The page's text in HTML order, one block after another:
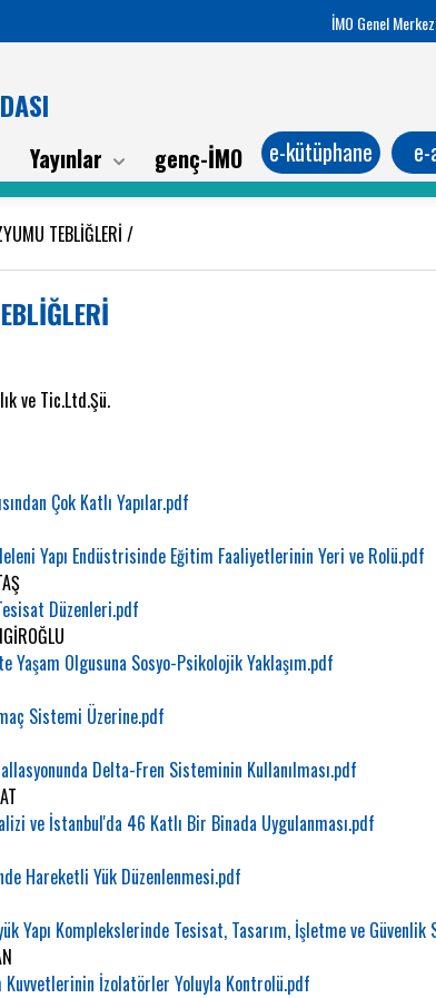
İMO Genel Merkez
Yayınlar genç-İMO e-kütüphane
TEBLİĞLERİ /
ve Tic.Ltd.Şü.
Çok Katlı Yapılar.pdf
Yapı Endüstrisinde Eğitim Faaliyetlerinin Yeri ve Rolü.pdf
Düzenleri.pdf
Yaşam Olgusuna Sosyo-Psikolojik Yaklaşım.pdf
Sistemi Üzerine.pdf
Delta-Fren Sisteminin Kullanılması.pdf
ve İstanbul'da 46 Katlı Bir Binada Uygulanması.pdf
Hareketli Yük Düzenlenmesi.pdf
Yapı Komplekslerinde Tesisat, Tasarım, İşletme ve Güvenlik
Kuvvetlerinin İzolatörler Yoluyla Kontrolü.pdf